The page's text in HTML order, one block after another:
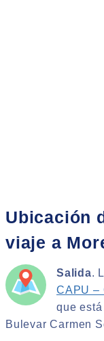
Ubicación
viaje a
Salida.
CAPU –
que
Bulevar Carmen